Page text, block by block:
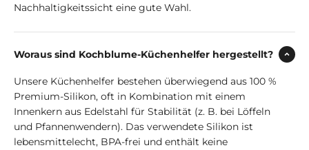
Nachhaltigkeitssicht eine gute Wahl.
Woraus sind Kochblume-Küchenhelfer hergestellt?
Unsere Küchenhelfer bestehen überwiegend aus 100 %
Premium-Silikon, oft in Kombination mit einem
Innenkern aus Edelstahl für Stabilität (z. B. bei Löffeln
und Pfannenwendern). Das verwendete Silikon ist
lebensmittelecht, BPA-frei und enthält keine